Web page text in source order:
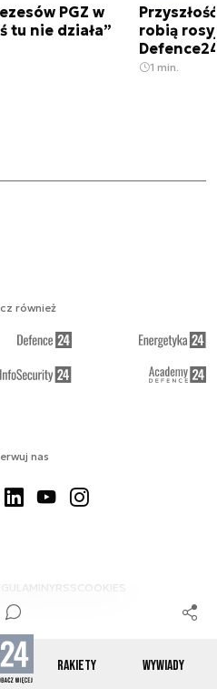
RAKIETY WYWIADY
PGZ w
tu nie działa”
robią
1 min.
nas
RSS COOKIES
również
SPACE24